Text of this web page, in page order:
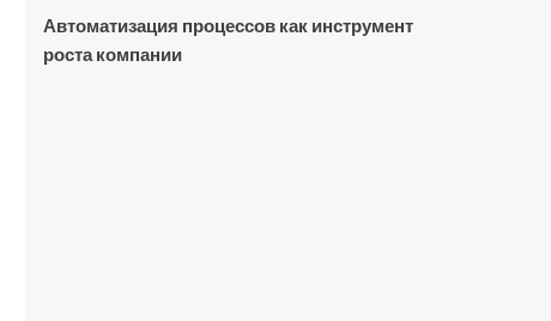
Автоматизация процессов как инструмент
роста компании